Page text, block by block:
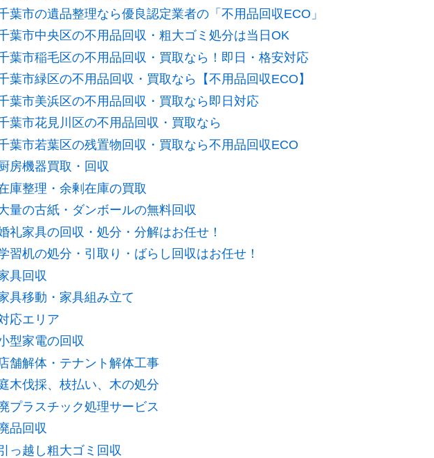
葉市の遺品整理なら優良認定業者の「不用品回収ECO」
葉市中央区の不用品回収・粗大ゴミ処分は当日OK
葉市稲毛区の不用品回収・買取なら！即日・格安対応
葉市緑区の不用品回収・買取なら【不用品回収ECO】
葉市美浜区の不用品回収・買取なら即日対応
葉市花見川区の不用品回収・買取なら
葉市若葉区の残置物回収・買取なら不用品回収ECO
房機器買取・回収
庫整理・余剰在庫の買取
量の古紙・ダンボールの無料回収
礼家具の回収・処分・分解はお任せ！
習机の処分・引取り・ばらし回収はお任せ！
具回収
具移動・家具組み立て
応エリア
型家電の回収
舗解体・テナント解体工事
木伐採、枝払い、木の処分
プラスチック処理サービス
品回収
っ越し粗大ゴミ回収